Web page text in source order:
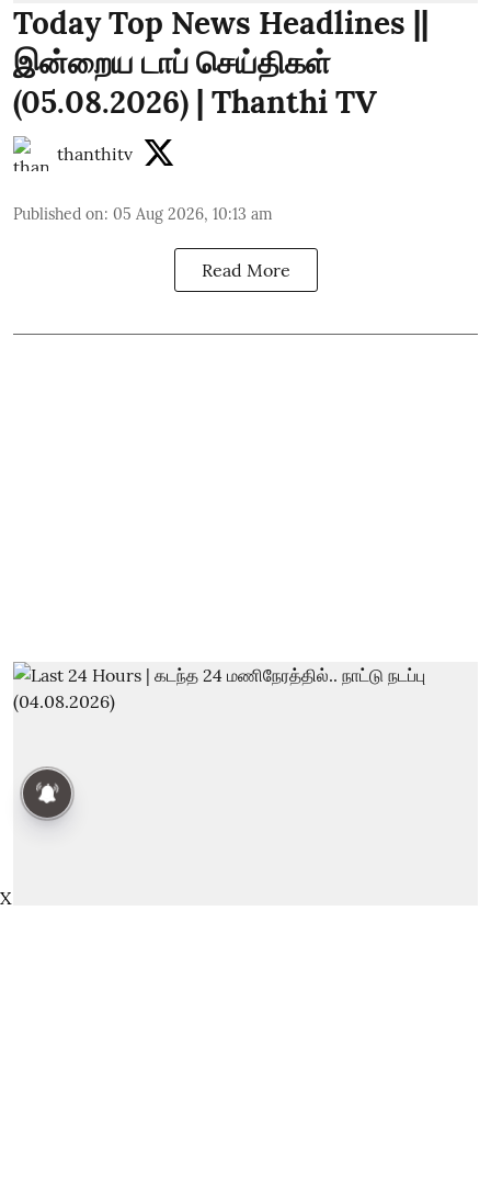
Today Top News Headlines ||
இன்றைய டாப் செய்திகள்
(05.08.2026) | Thanthi TV
thanthitv
Published on: 05 Aug 2026, 10:13 am
Read More
விறுவிறு செய்திகள்
Last 24 Hours | கடந்த 24
(04.08.2026)
X